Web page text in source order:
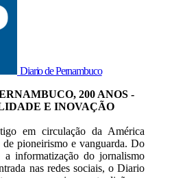
Diario de Pernambuco
200 ANOS -
E INOVAÇÃO
em circulação da América
pioneirismo e vanguarda. Do
a informatização do jornalismo
nas redes sociais, o Diario